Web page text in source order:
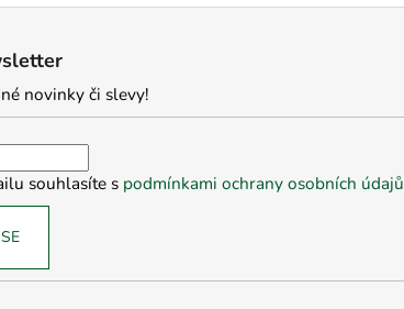
novinky či slevy!
souhlasíte s podmínkami ochrany osobních údajů